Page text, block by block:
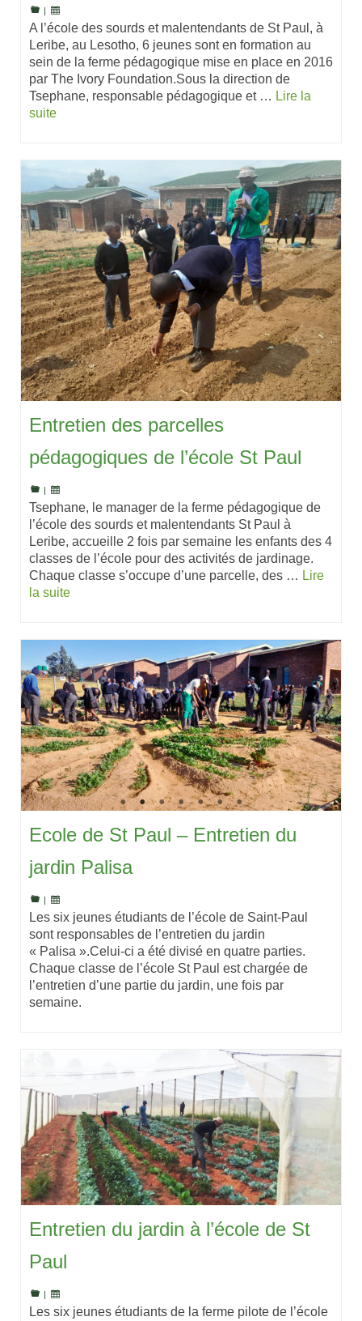
|
A l’école des sourds et malentendants de St Paul, à
Leribe, au Lesotho, 6 jeunes sont en formation au
sein de la ferme pédagogique mise en place en 2016
par The Ivory Foundation.Sous la direction de
Tsephane, responsable pédagogique et … Lire la
suite
Entretien des parcelles
pédagogiques de l’école St Paul
Tsephane, le manager de la ferme pédagogique de
l’école des sourds et malentendants St Paul à
Leribe, accueille 2 fois par semaine les enfants des 4
classes de l’école pour des activités de jardinage.
Chaque classe s’occupe d’une parcelle, des … Lire
la suite
Ecole de St Paul – Entretien du
jardin Palisa
Les six jeunes étudiants de l’école de Saint-Paul
sont responsables de l’entretien du jardin
« Palisa ».Celui-ci a été divisé en quatre parties.
Chaque classe de l’école St Paul est chargée de
l’entretien d’une partie du jardin, une fois par
semaine.
Entretien du jardin à l’école de St
Paul
Les six jeunes étudiants de la ferme pilote de l’école